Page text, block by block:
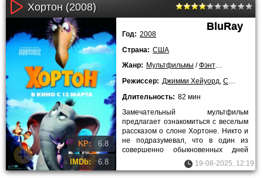
Хортон (2008)
KP: 6.8
IMDb: 6.8
BluRay
Год: 2008
Страна: США
Жанр: Мультфильмы /Фэнтези
Режиссер: Джимми Хейуорд, Стив Мартин
Длительность: 82 мин
Замечательный мультфильм
предлагает ознакомиться с веселым
рассказом о слоне Хортоне. Никто и
не подразумевал, что в один из
совершенно обыкновенных дней
этот необычный слоник совершенно
19-08-2025, 12:19